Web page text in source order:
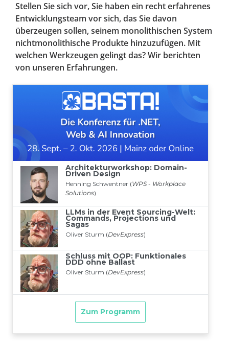
Stellen Sie sich vor, Sie haben ein recht erfahrenes
Entwicklungsteam vor sich, das Sie davon
überzeugen sollen, seinem monolithischen System
nichtmonolithische Produkte hinzuzufügen. Mit
welchen Werkzeugen gelingt das? Wir berichten
von unseren Erfahrungen.